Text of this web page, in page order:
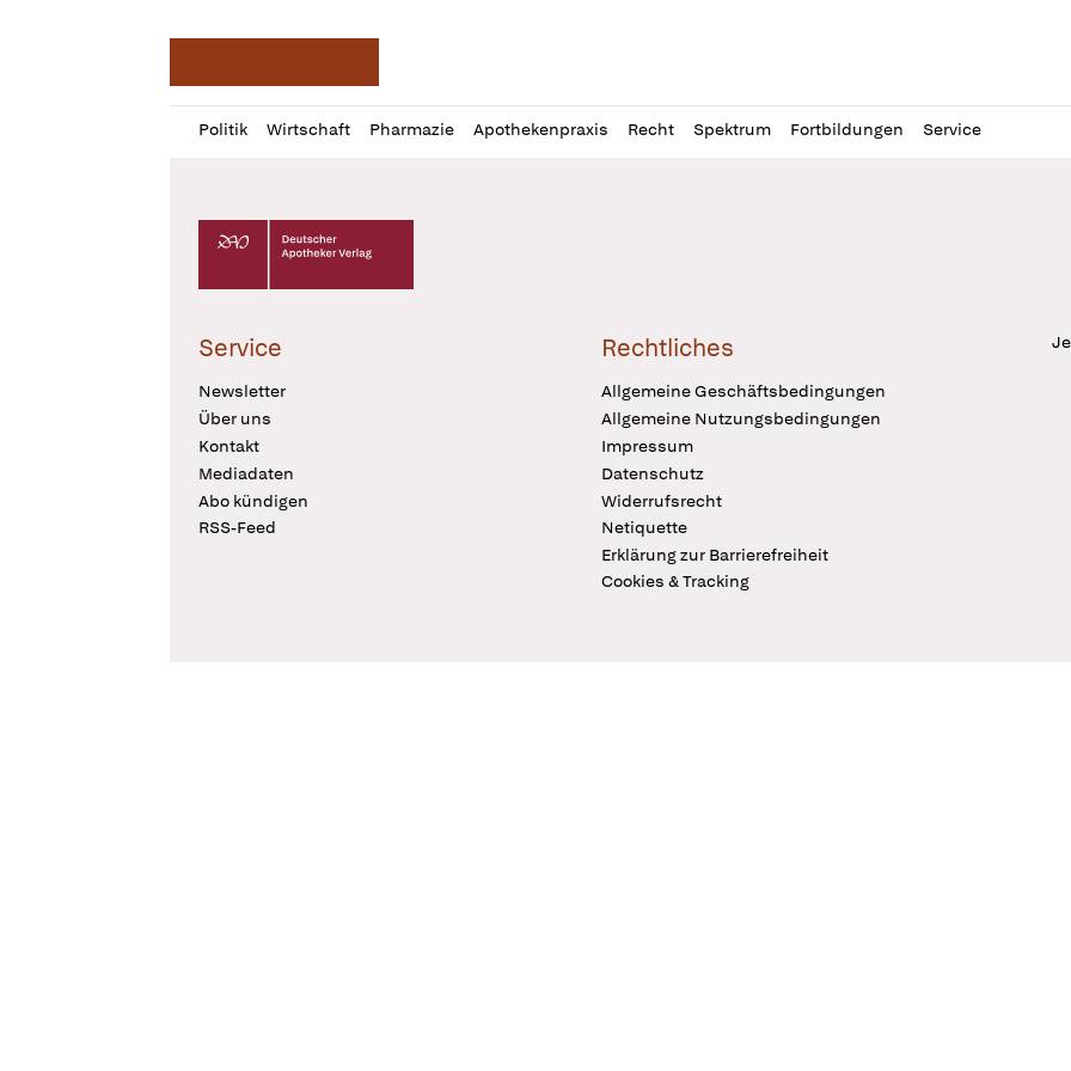
Politik Wirtschaft Pharmazie Apothekenpraxis Recht Spektrum Fortbildungen Service
Profil
öffnen
Daz
Pur
Deutscher Apotheker Verlag Logo
Service
Newsletter
Über uns
Kontakt
Mediadaten
Abo kündigen
RSS-Feed
Rechtliches
Allgemeine Geschäftsbedingungen
Allgemeine Nutzungsbedingungen
Impressum
Datenschutz
Widerrufsrecht
Netiquette
Erklärung zur Barrierefreiheit
Cookies & Tracking